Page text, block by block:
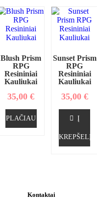
Blush Prism
RPG
Resininiai
Kauliukai
35,00€
PLAČIAU
Sunset Prism
RPG
Resininiai
Kauliukai
35,00 €
Į
KREPŠELĮ
Kontaktai